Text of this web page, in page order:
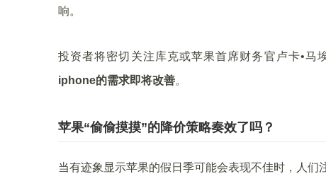
响。
投资者将密切关注库克或苹果首席财务官卢卡•马
iphone的需求即将改善。
苹果“偷偷摸摸”的降价策略奏效了吗？
当有迹象显示苹果的假日季可能会表现不佳时，人们